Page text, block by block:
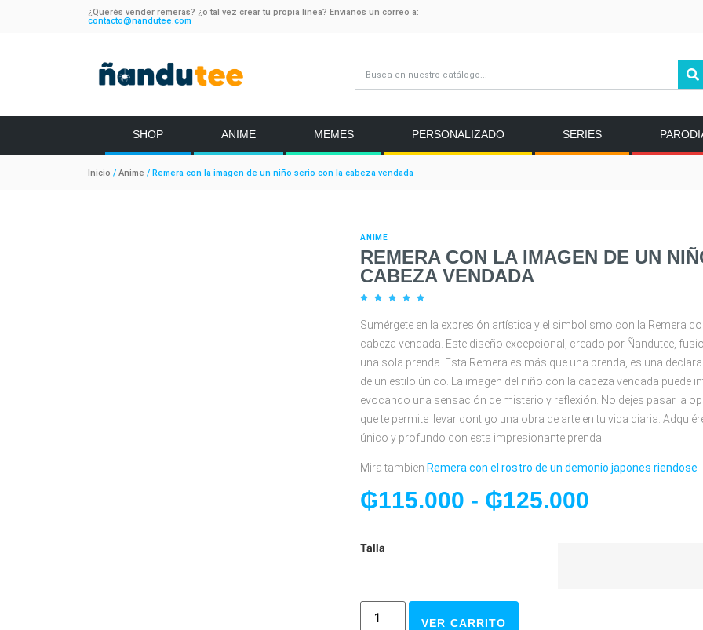
¿Querés vender remeras? ¿o tal vez crear tu propia línea? Envianos un correo a:
contacto@nandutee.com
SHOP ANIME MEMES PERSONALIZADO SERIES
Inicio / Anime / Remera con la imagen de un niño serio con la cabeza vendada
ANIME
REMERA CON LA IMAGEN DE UN
CABEZA VENDADA
    
Sumérgete en la expresión artística y el simbolismo con la Remera
cabeza vendada. Este diseño excepcional, creado por Ñandutee,
una sola prenda. Esta Remera es más que una prenda, es una
de un estilo único. La imagen del niño con la cabeza vendada puede
evocando una sensación de misterio y reflexión. No dejes pasar la
que te permite llevar contigo una obra de arte en tu vida diaria.
único y profundo con esta impresionante prenda.
Mira tambien Remera con el rostro de un demonio japones riendose
₲115.000 - ₲125.000
Talla
VER CARRITO